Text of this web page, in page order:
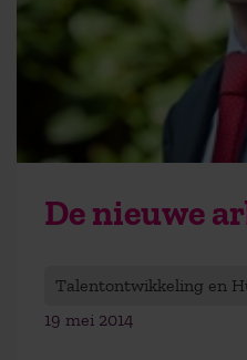
De nieuwe
Talentontwikkeling en
19 mei 2014